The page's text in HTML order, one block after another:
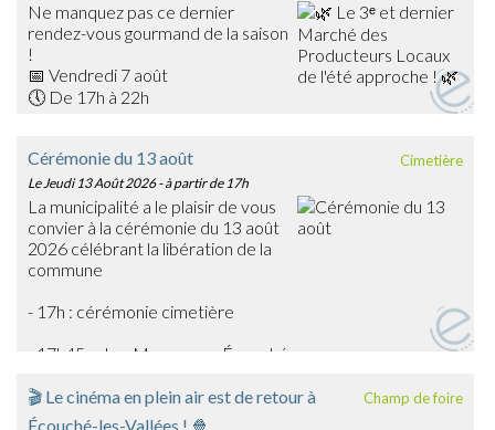
Ne manquez pas ce dernier
rendez-vous gourmand de la saison
!
📅 Vendredi 7 août
🕔 De 17h à 22h
savoir-faire et faire le plein de produits frais, artisanaux et
de saison : confitures, boissons, œufs, légumes,
gourmandises… et bien d'autres trésors du terroir !
🎶 La soirée sera également animée en musique par
Emmanuel Toutain, pour une ambiance festive et
chaleureuse.
un agréable moment en famille ou entre amis et soutenir
➡️ On vous attend nombreux pour clôturer en beauté
cette belle saison des marchés !
Cimetière
Cérémonie du 13 août
Le Jeudi 13 Août 2026- à partir de 17h
La municipalité a le plaisir de vous
convier à la cérémonie du 13 août
2026 célébrant la libération de la
commune
- 17h : cérémonie cimetière
- 17h45 : char Massaoua - Écouché
Champ de foire
🎬 Le cinéma en plein air est de retour à
Écouché-les-Vallées ! 🍿